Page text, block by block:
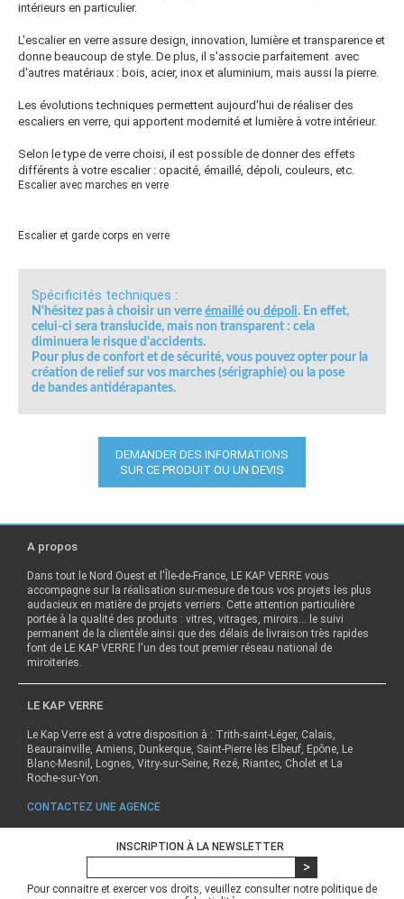
intérieurs en particulier.
L'escalier en verre assure design, innovation, lumière et transparence et
donne beaucoup de style. De plus, il s'associe parfaitement avec
d'autres matériaux : bois, acier, inox et aluminium, mais aussi la pierre.
Les évolutions techniques permettent aujourd'hui de réaliser des
escaliers en verre, qui apportent modernité et lumière à votre intérieur.
Selon le type de verre choisi, il est possible de donner des effets
différents à votre escalier : opacité, émaillé, dépoli, couleurs, etc.
Escalier avec marches en verre
Escalier et garde corps en verre
Spécificités techniques :
N'hésitez pas à choisir un verre émaillé ou dépoli. En effet,
celui-ci sera translucide, mais non transparent : cela
diminuera le risque d'accidents.
Pour plus de confort et de sécurité, vous pouvez opter pour la
création de relief sur vos marches (sérigraphie) ou la pose
de bandes antidérapantes.
DEMANDER DES INFORMATIONS
SUR CE PRODUIT OU UN DEVIS
A propos
Dans tout le Nord Ouest et l'Île-de-France, LE KAP VERRE vous
accompagne sur la réalisation sur-mesure de tous vos projets les plus
audacieux en matière de projets verriers. Cette attention particulière
portée à la qualité des produits : vitres, vitrages, miroirs… le suivi
permanent de la clientèle ainsi que des délais de livraison très rapides
font de LE KAP VERRE l'un des tout premier réseau national de
miroiteries.
LE KAP VERRE
Le Kap Verre est à votre disposition à : Trith-saint-Léger, Calais,
Beaurainville, Amiens, Dunkerque, Saint-Pierre lès Elbeuf, Epône, Le
Blanc-Mesnil, Lognes, Vitry-sur-Seine, Rezé, Riantec, Cholet et La
Roche-sur-Yon.
CONTACTEZ UNE AGENCE
INSCRIPTION À LA NEWSLETTER
Pour connaitre et exercer vos droits, veuillez consulter notre politique de